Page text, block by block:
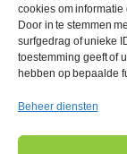
cookies om informatie
Door in te stemmen
surfgedrag of unieke
toestemming geeft of
hebben op bepaalde
Beheer diensten